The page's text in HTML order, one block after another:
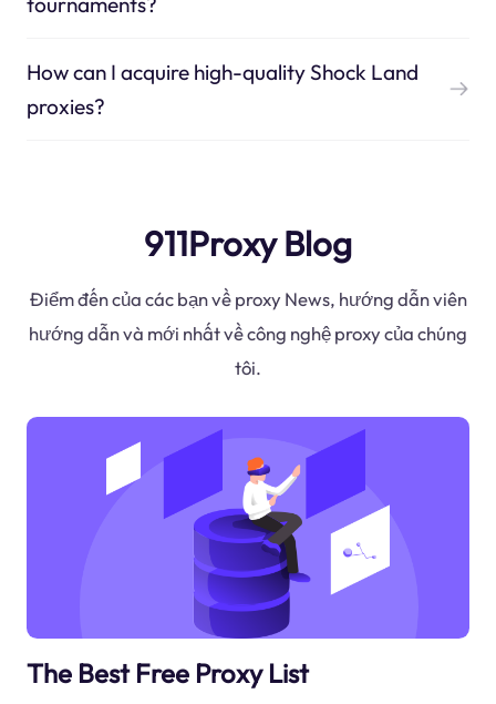
How can I acquire high-quality Shock Land
proxies?
911Proxy Blog
Điểm đến của các bạn về proxy News, hướng dẫn viên
hướng dẫn và mới nhất về công nghệ proxy của chúng
tôi.
The Best Free Proxy List